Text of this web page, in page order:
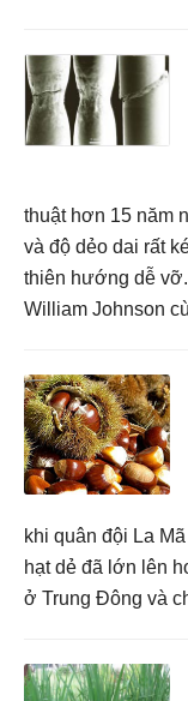
thuật hơn 15 năm
và độ dẻo dai rất
thiên hướng dễ
William Johnson
khi quân đội La
hạt dẻ đã lớn lên
ở Trung Đông và